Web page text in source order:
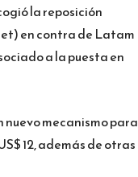
la reposición
en contra de Latam
a la puesta en
nuevo mecanismo para
12, además de otras